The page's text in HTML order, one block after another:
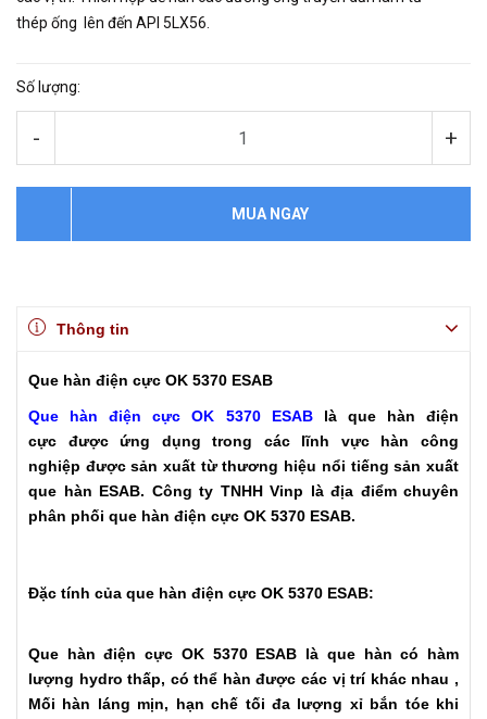
thép ống lên đến API 5LX56.
Số lượng:
- +
MUA NGAY
Thông tin
Que hàn điện cực OK 5370 ESAB
Que hàn điện cực OK 5370 ESABlà que hàn điện
cực được ứng dụng trong các lĩnh vực hàn công
nghiệp được sản xuất từ thương hiệu nổi tiếng sản xuất
que hàn ESAB. Công ty TNHH Vinp là địa điểm chuyên
phân phối que hàn điện cực OK 5370 ESAB.
Đặc tính của que hàn điện cực OK 5370 ESAB:
Que hàn điện cực OK 5370 ESAB là que hàn có hàm
lượng hydro thấp, có thể hàn được các vị trí khác nhau ,
Mối hàn láng mịn, hạn chế tối đa lượng xỉ bắn tóe khi